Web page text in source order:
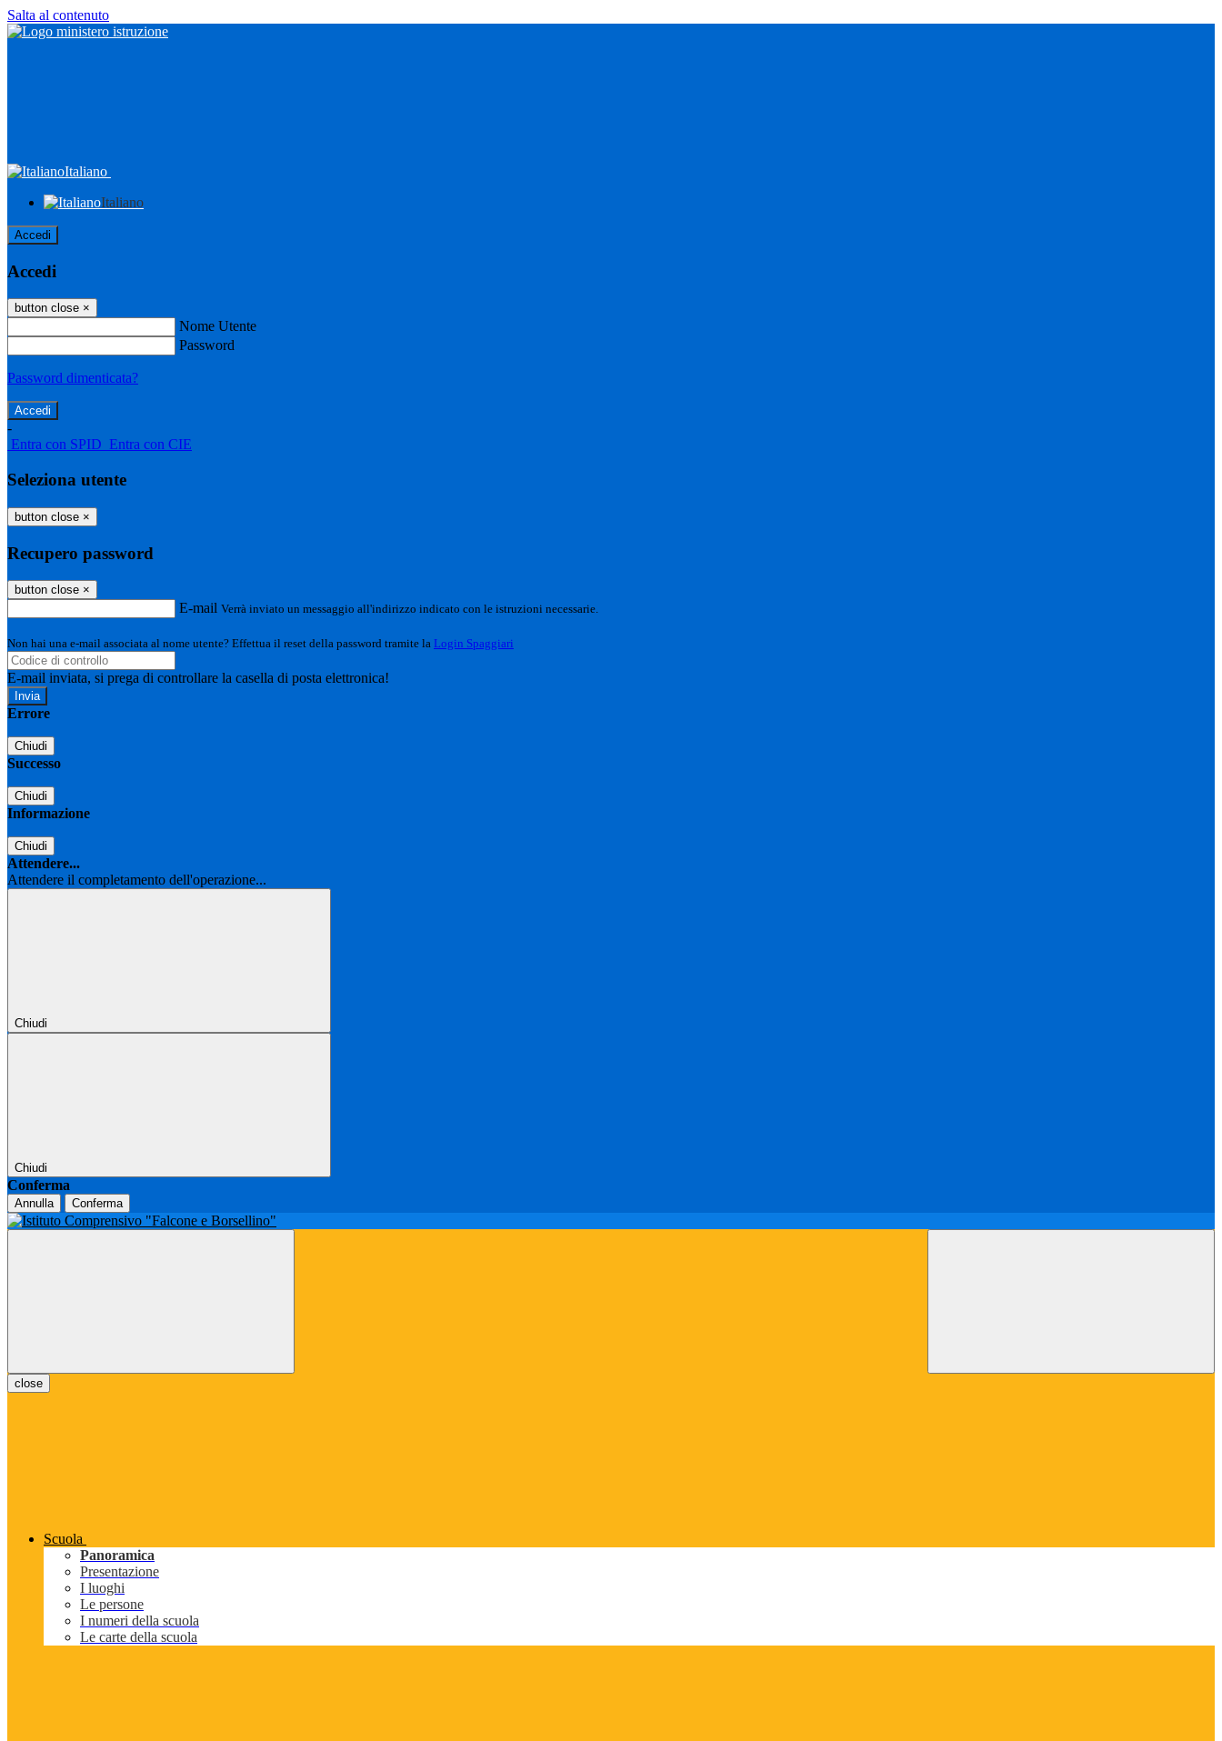
Salta al contenuto
Italiano
Italiano
Accedi
Accedi
button close ×
Nome Utente
Password
Password dimenticata?
-
Entra con SPID Entra con CIE
Seleziona utente
button close ×
Recupero password
button close ×
E-mail Verrà inviato un messaggio all'indirizzo indicato con le istruzioni necessarie.
Non hai una e-mail associata al nome utente? Effettua il reset della password tramite la Login Spaggiari
E-mail inviata, si prega di controllare la casella di posta elettronica!
Errore
Chiudi
Successo
Chiudi
Informazione
Chiudi
Attendere...
Attendere il completamento dell'operazione...
Chiudi
Chiudi
Conferma
Annulla Conferma
close
Scuola
Panoramica
Presentazione
I luoghi
Le persone
I numeri della scuola
Le carte della scuola